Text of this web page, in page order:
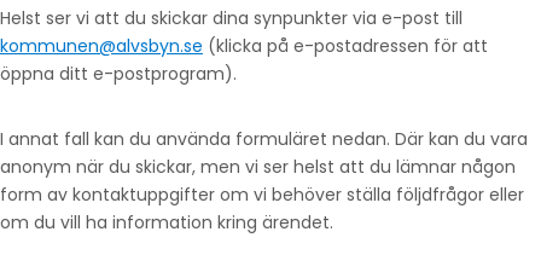
Helst ser vi att du skickar dina synpunkter via e-post till
kommunen@alvsbyn.se (klicka på e-postadressen för att
öppna ditt e-postprogram).
I annat fall kan du använda formuläret nedan. Där kan du vara
anonym när du skickar, men vi ser helst att du lämnar någon
form av kontaktuppgifter om vi behöver ställa följdfrågor eller
om du vill ha information kring ärendet.